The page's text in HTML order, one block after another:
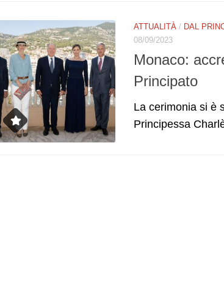
ATTUALITÀ / DAL
08/09/2023
Monaco:
Principato
La cerimonia si è
Principessa